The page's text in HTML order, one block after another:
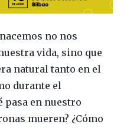
no nos
vida, sino que
natural tanto en el
durante el
pasa en nuestro
mueren? ¿Cómo